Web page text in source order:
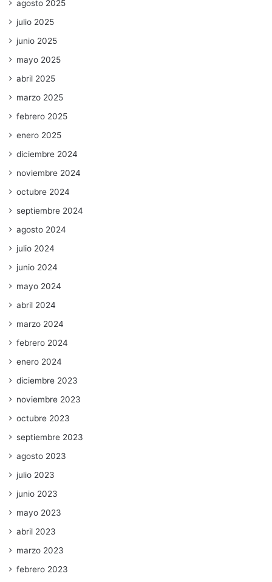
agosto 2025
julio 2025
junio 2025
mayo 2025
abril 2025
marzo 2025
febrero 2025
enero 2025
diciembre 2024
noviembre 2024
octubre 2024
septiembre 2024
agosto 2024
julio 2024
junio 2024
mayo 2024
abril 2024
marzo 2024
febrero 2024
enero 2024
diciembre 2023
noviembre 2023
octubre 2023
septiembre 2023
agosto 2023
julio 2023
junio 2023
mayo 2023
abril 2023
marzo 2023
febrero 2023